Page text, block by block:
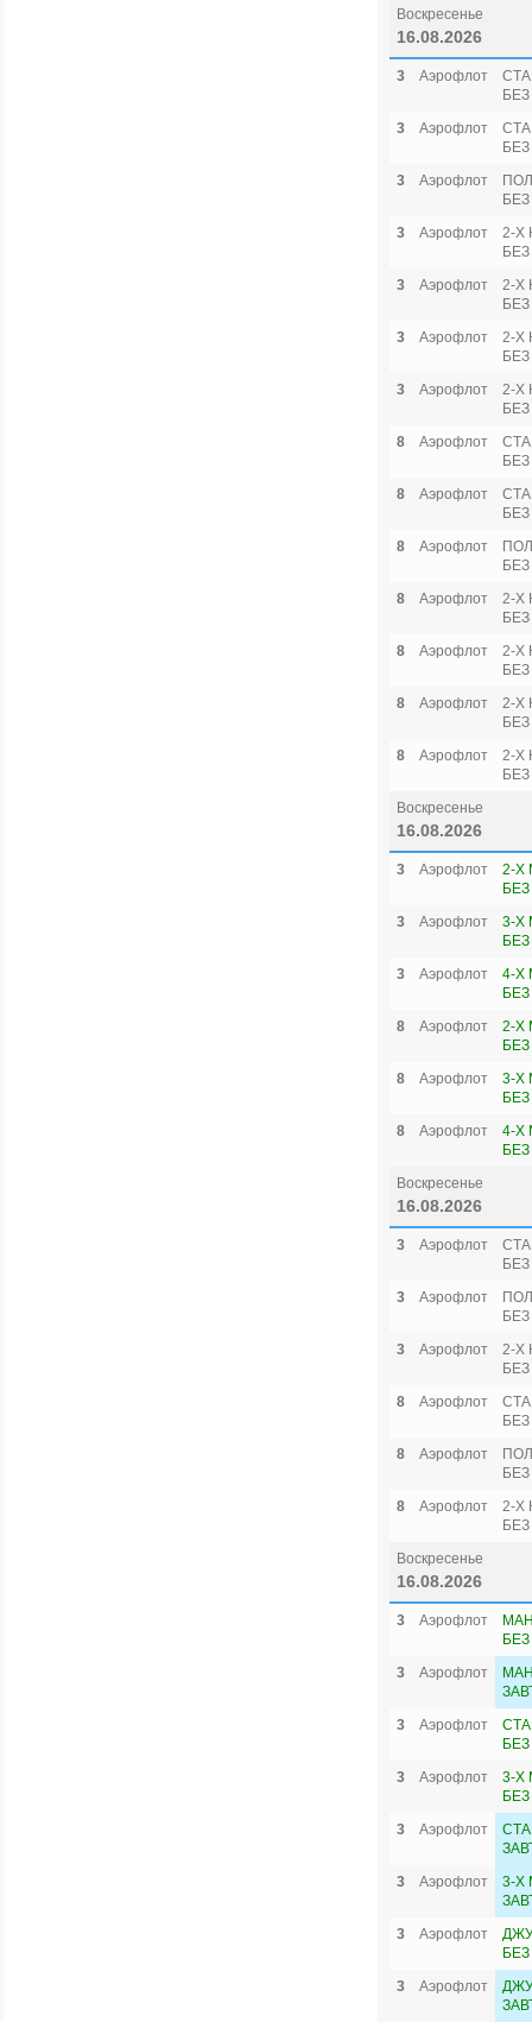
Воскресенье
16.08.2026
3 Аэрофлот
3
Аэрофлот
3
Аэрофлот
3
Аэрофлот
2-Х
3
Аэрофлот
2-Х
3
Аэрофлот
2-Х
3
Аэрофлот
2-Х
8
Аэрофлот
8
Аэрофлот
8
Аэрофлот
8
Аэрофлот
2-Х
8
Аэрофлот
2-Х
8
Аэрофлот
2-Х
8
Аэрофлот
2-Х
Воскресенье
16.08.2026
3 Аэрофлот
2-Х
3
Аэрофлот
3-Х
3
Аэрофлот
4-Х
8
Аэрофлот
2-Х
8
Аэрофлот
3-Х
8
Аэрофлот
4-Х
Воскресенье
16.08.2026
3 Аэрофлот
3
Аэрофлот
3
Аэрофлот
2-Х
8
Аэрофлот
8
Аэрофлот
8
Аэрофлот
2-Х
Воскресенье
16.08.2026
3 Аэрофлот
3
Аэрофлот
3
Аэрофлот
3
Аэрофлот
3-Х
3
Аэрофлот
3
Аэрофлот
3-Х
3
Аэрофлот
3
Аэрофлот